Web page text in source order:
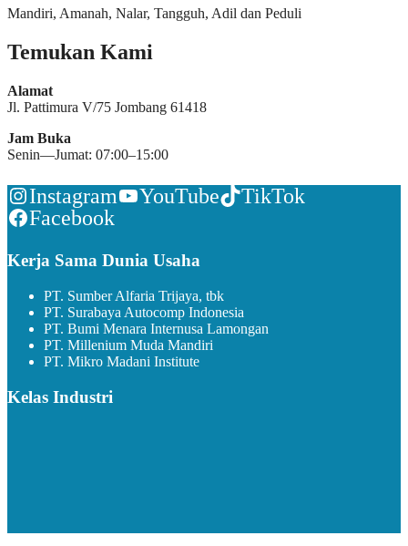
Mandiri, Amanah, Nalar, Tangguh, Adil dan Peduli
Temukan Kami
Alamat
Jl. Pattimura V/75 Jombang 61418
Jam Buka
Senin—Jumat: 07:00–15:00
Instagram YouTube
TikTok
Facebook
Kerja Sama Dunia Usaha
PT. Sumber Alfaria Trijaya, tbk
PT. Surabaya Autocomp Indonesia
PT. Bumi Menara Internusa Lamongan
PT. Millenium Muda Mandiri
PT. Mikro Madani Institute
Kelas Industri